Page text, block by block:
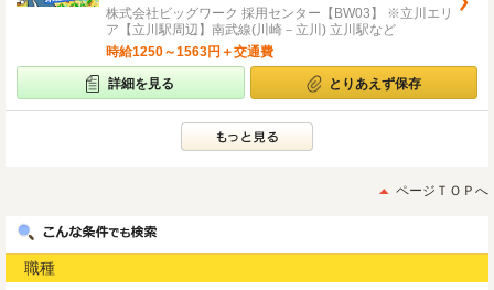
株式会社ビッグワーク 採用センター【BW03】 ※立川エリ
ア【立川駅周辺】南武線(川崎－立川) 立川駅など
時給1250～1563円＋交通費
詳細を見る とりあえず保存
ページＴＯＰへ
職種